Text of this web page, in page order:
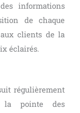
informations
de chaque
clients de la
éclairés.
régulièrement
la pointe des